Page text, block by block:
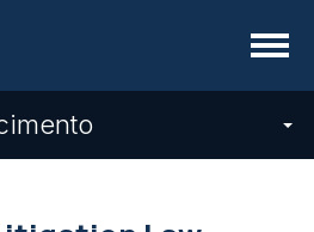
Menu